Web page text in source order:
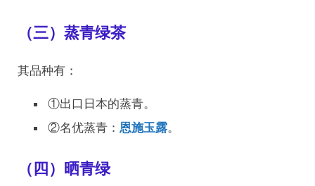
（三）蒸青绿茶
其品种有：
①出口日本的蒸青。
②名优蒸青： 恩施玉露。
（四）晒青绿